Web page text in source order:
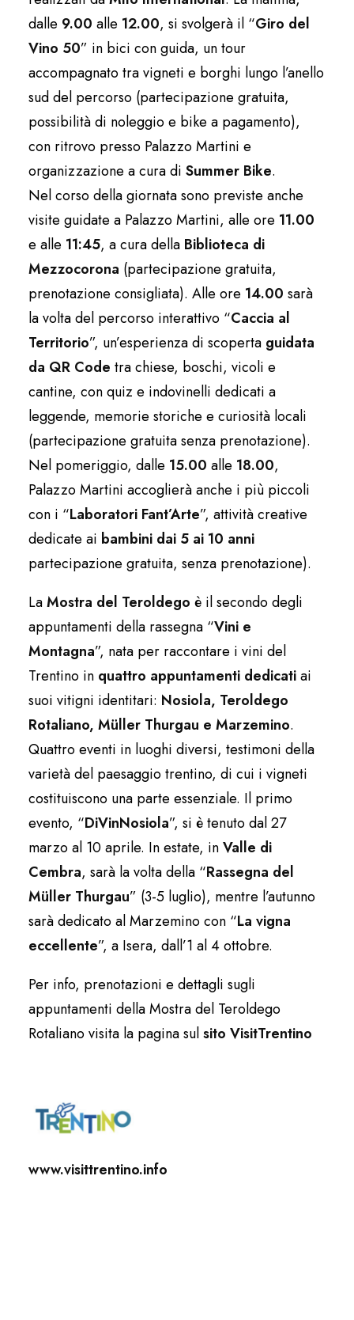
dalle 9.00 alle 12.00, si svolgerà il “Giro del
Vino 50” in bici con guida, un tour
accompagnato tra vigneti e borghi lungo l’anello
sud del percorso (partecipazione gratuita,
possibilità di noleggio e bike a pagamento),
con ritrovo presso Palazzo Martini e
organizzazione a cura di Summer Bike.
Nel corso della giornata sono previste anche
visite guidate a Palazzo Martini, alle ore 11.00
e alle 11:45, a cura della Biblioteca di
Mezzocorona (partecipazione gratuita,
prenotazione consigliata). Alle ore 14.00 sarà
la volta del percorso interattivo “Caccia al
Territorio”, un’esperienza di scoperta guidata
da QR Code tra chiese, boschi, vicoli e
cantine, con quiz e indovinelli dedicati a
leggende, memorie storiche e curiosità locali
(partecipazione gratuita senza prenotazione).
Nel pomeriggio, dalle 15.00 alle 18.00,
Palazzo Martini accoglierà anche i più piccoli
con i “Laboratori Fant’Arte”, attività creative
dedicate ai bambini dai 5 ai 10 anni
partecipazione gratuita, senza prenotazione).
LaMostra del Teroldego è il secondo degli
appuntamenti della rassegna “Vini e
Montagna”, nata per raccontare i vini del
Trentino in quattro appuntamenti dedicatiai
suoi vitigni identitari: Nosiola, Teroldego
Rotaliano, Müller Thurgau e Marzemino.
Quattro eventi in luoghi diversi, testimoni della
varietà del paesaggio trentino, di cui i vigneti
costituiscono una parte essenziale. Il primo
evento, “DiVinNosiola”, si è tenuto dal 27
marzo al 10 aprile. In estate, inValle di
Cembra, sarà la volta della “Rassegna del
Müller Thurgau” (3-5 luglio), mentre l’autunno
sarà dedicato al Marzemino con “La vigna
eccellente”, a Isera, dall’1 al 4 ottobre.
Per info, prenotazioni e dettagli sugli
appuntamenti della Mostra del Teroldego
Rotaliano visita la pagina sulsito VisitTrentino
www.visittrentino.info